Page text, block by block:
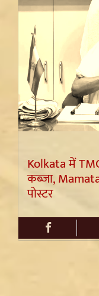
Kolkata में
कब्जा,
पोस्टर